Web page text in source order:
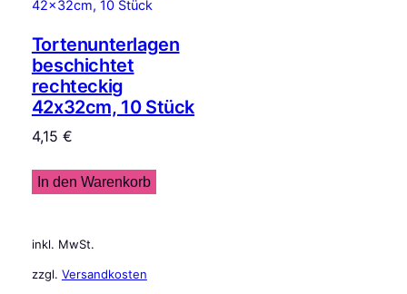
Tortenunterlagen
beschichtet
rechteckig
42x32cm, 10 Stück
4,15 €
In den Warenkorb
inkl. MwSt.
zzgl. Versandkosten